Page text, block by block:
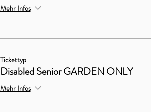
Mehr Infos
Tickettyp
Disabled Senior GARDEN ONLY
Mehr Infos